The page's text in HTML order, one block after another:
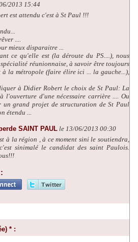
2013 15:44
est attendu c'est à St Paul !!!
....
mieux disparaitre ...
ce qu'elle est (la déroute du PS....), nous
réunionnaise, à savoir être toujours
la métropole (faire élire ici ... la gauche...),
à Didier Robert le choix de St Paul: La
l'ouverture d'une nécessaire carrière .... Ou
un grand projet de structuration de St Paul
étendu ...
SAINT PAUL le 13/06/2013 00:30
à la région , à ce moment sini le soutiendra,
sinimalé le candidat des saint Paulois.
* :